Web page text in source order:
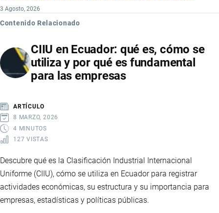
3 Agosto, 2026
Contenido Relacionado
CIIU en Ecuador: qué es, cómo se
utiliza y por qué es fundamental
para las empresas
ARTÍCULO
8 MARZO, 2026
4 MINUTOS
127 VISTAS
Descubre qué es la Clasificación Industrial Internacional
Uniforme (CIIU), cómo se utiliza en Ecuador para registrar
actividades económicas, su estructura y su importancia para
empresas, estadísticas y políticas públicas.